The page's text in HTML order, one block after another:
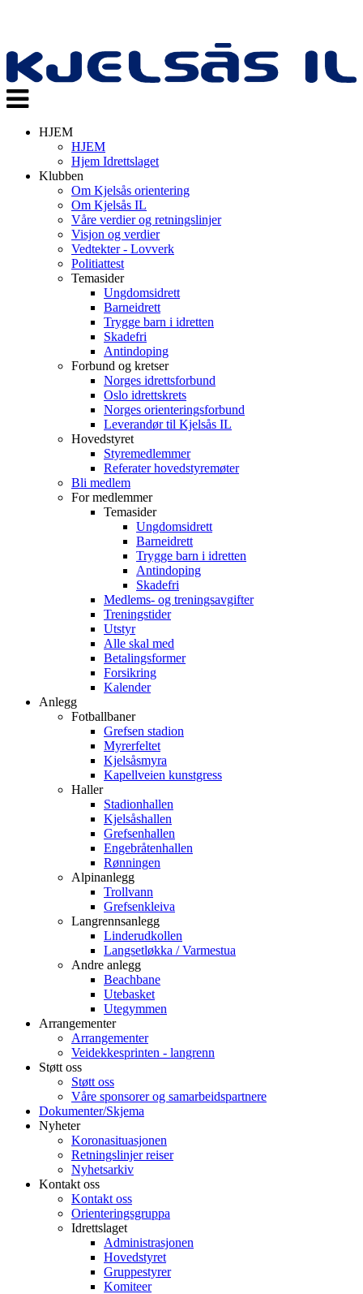
Veksle
navigasjon
HJEM
HJEM
Hjem Idrettslaget
Klubben
Om Kjelsås orientering
Om Kjelsås IL
Våre verdier og retningslinjer
Visjon og verdier
Vedtekter - Lovverk
Politiattest
Temasider
Ungdomsidrett
Barneidrett
Trygge barn i idretten
Skadefri
Antindoping
Forbund og kretser
Norges idrettsforbund
Oslo idrettskrets
Norges orienteringsforbund
Leverandør til Kjelsås IL
Hovedstyret
Styremedlemmer
Referater hovedstyremøter
Bli medlem
For medlemmer
Temasider
Ungdomsidrett
Barneidrett
Trygge barn i idretten
Antindoping
Skadefri
Medlems- og treningsavgifter
Treningstider
Utstyr
Alle skal med
Betalingsformer
Forsikring
Kalender
Anlegg
Fotballbaner
Grefsen stadion
Myrerfeltet
Kjelsåsmyra
Kapellveien kunstgress
Haller
Stadionhallen
Kjelsåshallen
Grefsenhallen
Engebråtenhallen
Rønningen
Alpinanlegg
Trollvann
Grefsenkleiva
Langrennsanlegg
Linderudkollen
Langsetløkka / Varmestua
Andre anlegg
Beachbane
Utebasket
Utegymmen
Arrangementer
Arrangementer
Veidekkesprinten - langrenn
Støtt oss
Støtt oss
Våre sponsorer og samarbeidspartnere
Dokumenter/Skjema
Nyheter
Koronasituasjonen
Retningslinjer reiser
Nyhetsarkiv
Kontakt oss
Kontakt oss
Orienteringsgruppa
Idrettslaget
Administrasjonen
Hovedstyret
Gruppestyrer
Komiteer